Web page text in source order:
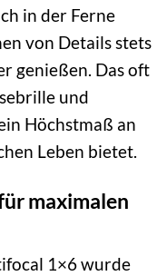
in der Ferne
von Details stets
genießen. Das oft
und
Höchstmaß an
Leben bietet.
maximalen
1×6 wurde